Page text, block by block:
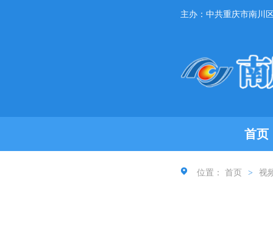
主办：中共重庆市南川
首页
位置： 首页 > 视